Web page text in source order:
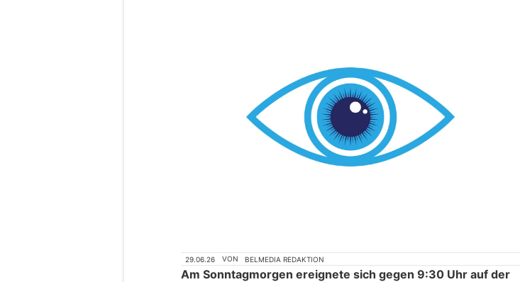
29.06.26 VON BELMEDIA REDAKTION
Am Sonntagmorgen ereignete sich gegen 9:30 Uhr auf der